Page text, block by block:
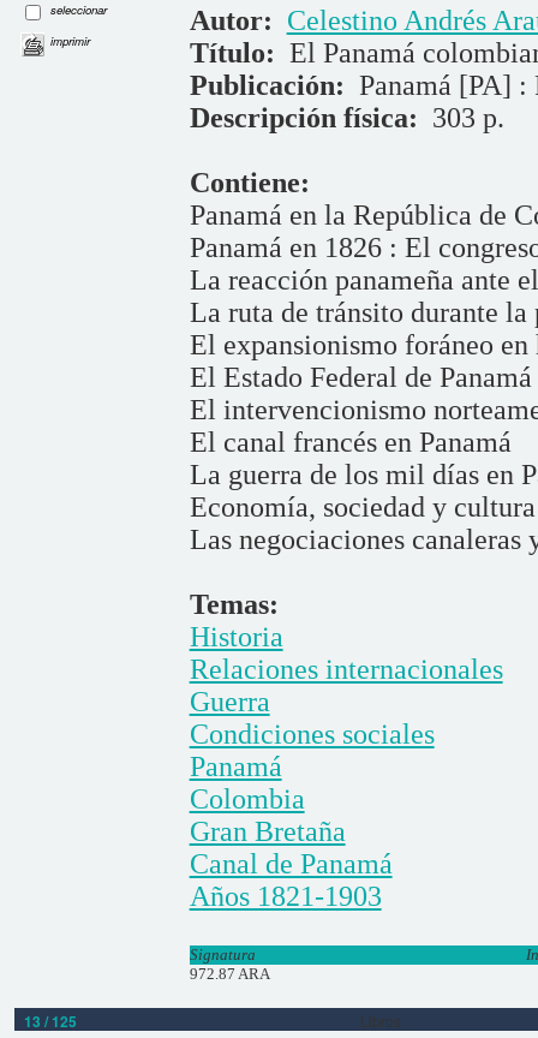
seleccionar
imprimir
Autor: Celestino Andrés
Título: El Panamá
Publicación: Panamá [PA] :
Descripción física: 303 p.
Contiene:
Panamá en la República de
Panamá en 1826 : El
La reacción panameña ante
La ruta de tránsito durante
El expansionismo foráneo en
El Estado Federal de Panamá
El intervencionismo
El canal francés en Panamá
La guerra de los mil días en
Economía, sociedad y
Las negociaciones canaleras
Temas:
Historia
Relaciones internacionales
Guerra
Condiciones sociales
Panamá
Colombia
Gran Bretaña
Canal de Panamá
Años 1821-1903
Signatura
972.87 ARA
13 / 125 Libros